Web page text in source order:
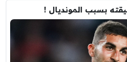
بسبب المونديال !